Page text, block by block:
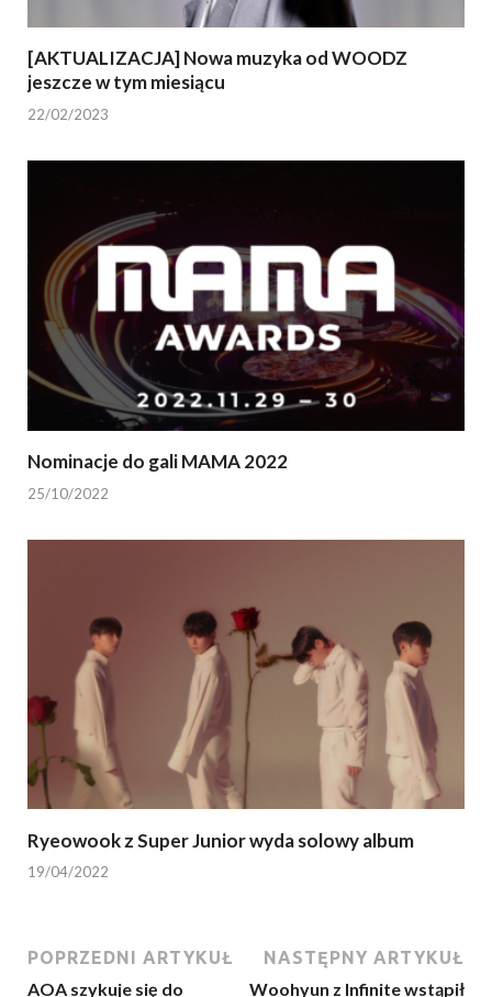
[AKTUALIZACJA] Nowa muzyka od WOODZ
jeszcze w tym miesiącu
22/02/2023
Nominacje do gali MAMA 2022
25/10/2022
Ryeowook z Super Junior wyda solowy album
19/04/2022
POPRZEDNI ARTYKUŁ
AOA szykuje się do
NASTĘPNY ARTYKUŁ
Woohyun z Infinite wstąpił